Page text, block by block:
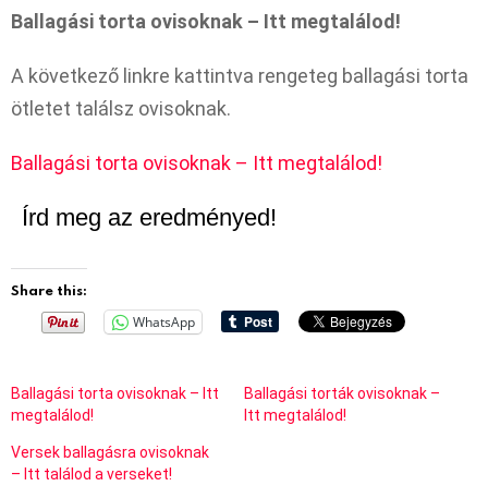
Ballagási torta ovisoknak – Itt megtalálod!
A következő linkre kattintva rengeteg ballagási torta
ötletet találsz ovisoknak.
Ballagási torta ovisoknak – Itt megtalálod!
Írd meg az eredményed!
Share this:
WhatsApp
Ballagási torta ovisoknak – Itt
megtalálod!
Ballagási torták ovisoknak –
Itt megtalálod!
Versek ballagásra ovisoknak
– Itt találod a verseket!